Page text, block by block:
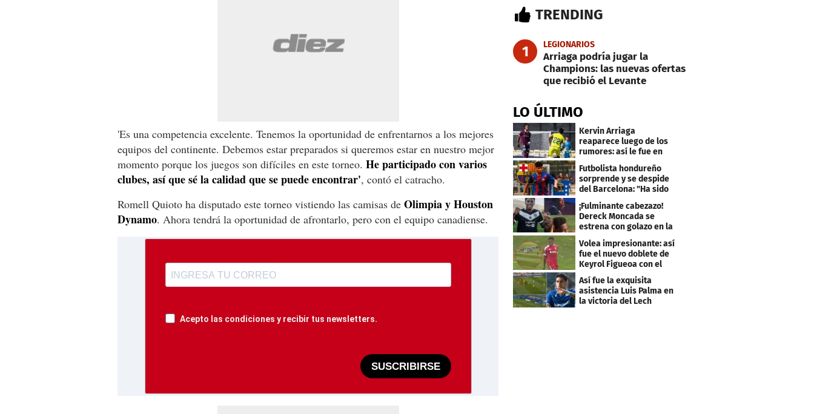
'Es una competencia excelente. Tenemos la oportunidad de enfrentarnos a los mejores
equipos del continente. Debemos estar preparados si queremos estar en nuestro mejor
momento porque los juegos son difíciles en este torneo. He participado con varios
clubes, así que sé la calidad que se puede encontrar', contó el catracho.
Romell Quioto ha disputado este torneo vistiendo las camisas de Olimpia y Houston
Dynamo. Ahora tendrá la oportunidad de afrontarlo, pero con el equipo canadiense.
Acepto las condiciones y recibir tus newsletters.
SUSCRIBIRSE
TRENDING
1 LEGIONARIOS
Arriaga podría jugar la
Champions: las nuevas ofertas
que recibió el Levante
LO ÚLTIMO
Kervin Arriaga
reaparece luego de los
rumores: así le fue en
amistoso con Levante
Futbolista hondureño
sorprende y se despide
del Barcelona: "Ha sido
un orgullo"
¡Fulminante cabezazo!
Dereck Moncada se
estrena con golazo en la
Liga de Suiza
Volea impresionante: así
fue el nuevo doblete de
Keyrol Figueoa con el
Liverpool
Así fue la exquisita
asistencia Luis Palma en
la victoria del Lech